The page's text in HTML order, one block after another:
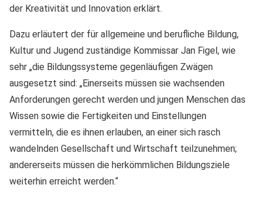
der Kreativität und Innovation erklärt.
Dazu erläutert der für allgemeine und berufliche Bildung,
Kultur und Jugend zuständige Kommissar Jan Figel, wie
sehr „die Bildungssysteme gegenläufigen Zwägen
ausgesetzt sind: „Einerseits müssen sie wachsenden
Anforderungen gerecht werden und jungen Menschen das
Wissen sowie die Fertigkeiten und Einstellungen
vermitteln, die es ihnen erlauben, an einer sich rasch
wandelnden Gesellschaft und Wirtschaft teilzunehmen;
andererseits müssen die herkömmlichen Bildungsziele
weiterhin erreicht werden.“